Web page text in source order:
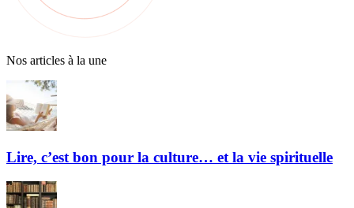
Nos articles à la une
Lire, c’est bon pour la culture… et la vie spirituelle